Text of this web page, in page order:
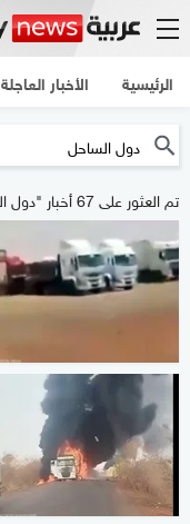
الرئيسية الأخبار العاجلة
تم العثور على 67 أخبار "دول الساحل"